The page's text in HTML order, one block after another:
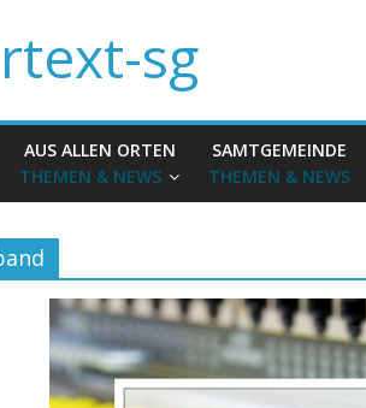
sg
AUS ALLEN ORTEN
THEMEN & NEWS
SAMTGEMEINDE
THEMEN & NEWS